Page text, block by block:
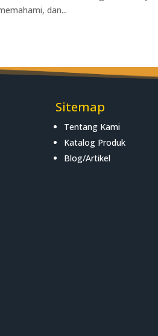
dan...
Sitemap
Tentang Kami
Katalog Produk
Blog/Artikel